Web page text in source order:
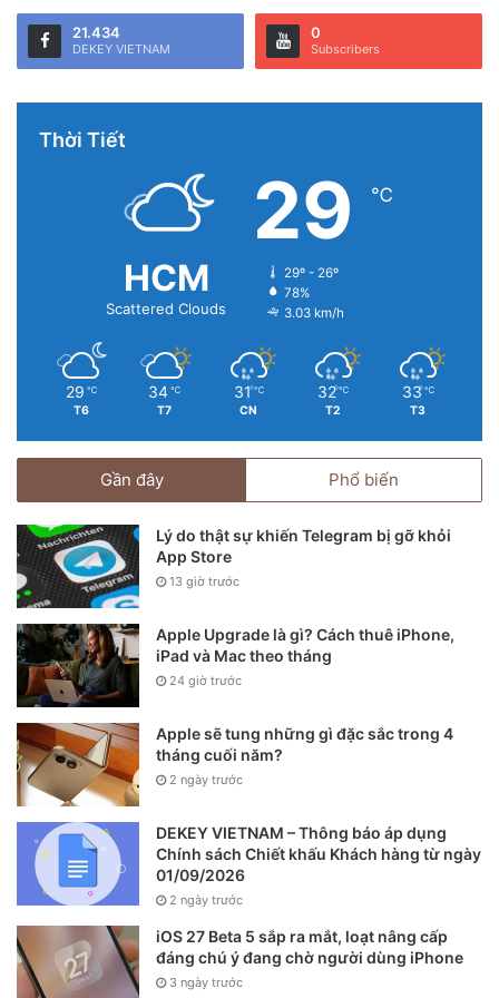
Camera mới và cải tiến bên trong
camera siêu rộng, phía trước có camera selfie, ảnh chụp ở
chế độ ban đêm – Night Mode đều có trên tất cả các
Pro/ iPhone 12 Pro Max có thêm ống kính tele và zoom
2,5x (chỉ trên iPhone 12 Pro Max).
iPhone 13 vẫn sẽ giữ lại thiết kế cạnh phẳng.
Dự kiến, cụm camera của iPhone 13 sẽ được nâng cấp so
với iPhone 12. Thiết bị có thể được bổ sung ống kính tiềm
vọng để cải thiện khả năng thu phóng, một ống kính góc
siêu rộng nâng cấp để chụp ảnh ở chế độ ban đêm và cảm
biến LiDAR sẽ có trên tất cả các phiên bản thay vì chỉ Pro
và Pro Max.
Sự trở lại của Touch ID
21.434
DEKEY VIETNAM
0
Subscribers
Thời Tiết
HCM
Scattered Clouds
29 ℃
29º - 26º
78%
3.03 km/h
29 ℃
T6
34 ℃
T7
31 ℃
CN
32 ℃
T2
33 ℃
T3
Gần đây Phổ biến
Lý do thật sự khiến Telegram bị gỡ khỏi
App Store
13 giờ trước
Apple Upgrade là gì? Cách thuê iPhone,
iPad và Mac theo tháng
24 giờ trước
Apple sẽ tung những gì đặc sắc trong 4
tháng cuối năm?
2 ngày trước
DEKEY VIETNAM – Thông báo áp dụng
Chính sách Chiết khấu Khách hàng từ ngày
01/09/2026
2 ngày trước
iOS 27 Beta 5 sắp ra mắt, loạt nâng cấp
đáng chú ý đang chờ người dùng iPhone
3 ngày trước